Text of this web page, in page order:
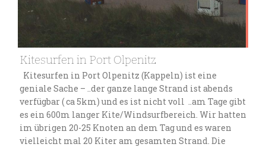
Kitesurfen in Port Olpenitz
Kitesurfen in Port Olpenitz (Kappeln) ist eine
geniale Sache – ..der ganze lange Strand ist abends
verfügbar ( ca 5km) und es ist nicht voll ..am Tage gibt
es ein 600m langer Kite/Windsurfbereich. Wir hatten
im übrigen 20-25 Knoten an dem Tag und es waren
vielleicht mal 20 Kiter am gesamten Strand. Die